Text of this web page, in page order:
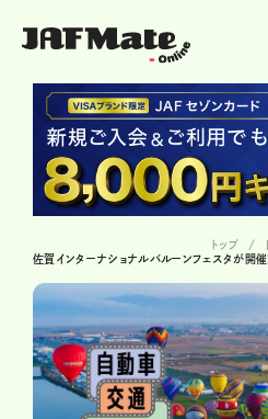
トップ